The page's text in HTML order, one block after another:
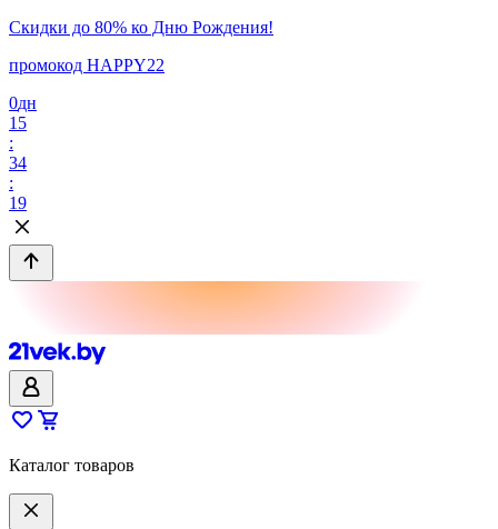
Скидки до 80% ко Дню Рождения!
промокод HAPPY22
0дн
15
:
34
:
19
Каталог товаров